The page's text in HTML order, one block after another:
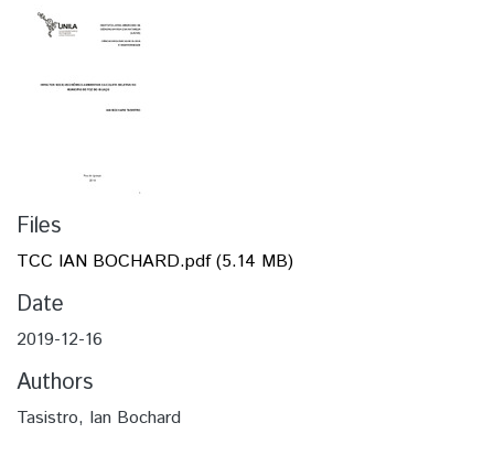
Files
TCC IAN BOCHARD.pdf(5.14 MB)
Date
2019-12-16
Authors
Tasistro, Ian Bochard